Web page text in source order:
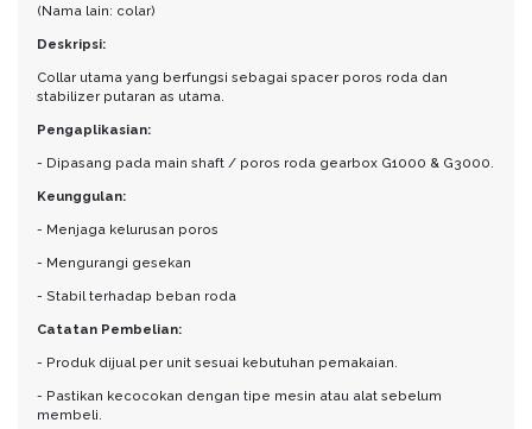
(Nama lain: colar)
Deskripsi:
Collar utama yang berfungsi sebagai spacer poros roda dan
stabilizer putaran as utama.
Pengaplikasian:
- Dipasang pada main shaft / poros roda gearbox G1000 & G3000.
Keunggulan:
- Menjaga kelurusan poros
- Mengurangi gesekan
- Stabil terhadap beban roda
Catatan Pembelian:
- Produk dijual per unit sesuai kebutuhan pemakaian.
- Pastikan kecocokan dengan tipe mesin atau alat sebelum
membeli.